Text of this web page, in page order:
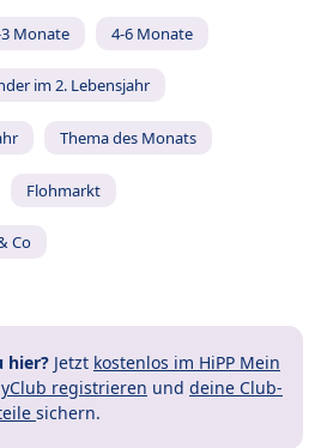
Monate 4-6 Monate
im 2. Lebensjahr
Thema des Monats
Flohmarkt
Co
hier? Jetzt kostenlos im HiPP Mein
registrieren und deine Club-
sichern.